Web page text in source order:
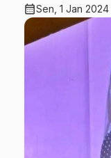
calendar_monthSen, 1 Jan 2024